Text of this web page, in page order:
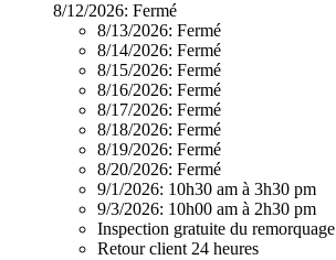
8/12/2026: Fermé
8/13/2026: Fermé
8/14/2026: Fermé
8/15/2026: Fermé
8/16/2026: Fermé
8/17/2026: Fermé
8/18/2026: Fermé
8/19/2026: Fermé
8/20/2026: Fermé
9/1/2026: 10h30 am à 3h30 pm
9/3/2026: 10h00 am à 2h30 pm
Inspection gratuite du remorquage
Retour client 24 heures